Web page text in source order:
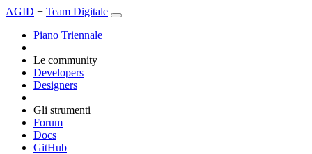
AGID + Team Digitale
Piano Triennale
Le community
Developers
Designers
Gli strumenti
Forum
Docs
GitHub